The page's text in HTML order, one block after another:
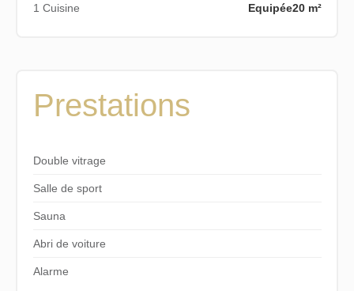
1 Cuisine 20 m²
Equipée
Prestations
Double vitrage
Salle de sport
Sauna
Abri de voiture
Alarme